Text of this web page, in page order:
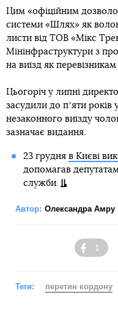
Цим «офіційним
системи «Шлях» як
листи від ТОВ «Мікс
Мінінфраструктури з
на виїзд як
Цьогоріч у липні
засудили до пʼяти років
незаконного виїзду
зазначає видання.
23 грудня в Києві
допомагав депутатам
служби.
Автор: Олександра Амру
1
Теги: перетин кордону